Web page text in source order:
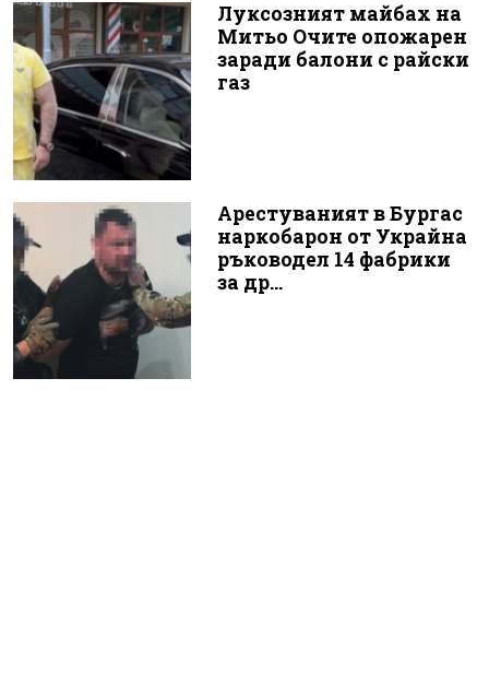
Луксозният майбах на
Митьо Очите опожарен
заради балони с райски
газ
Арестуваният в Бургас
наркобарон от Украйна
ръководел 14 фабрики
за др...